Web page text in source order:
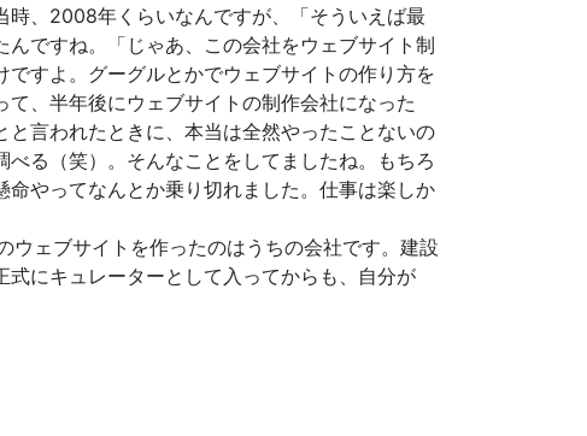
時、2008年くらいなんですが、「そういえば最
ですね。「じゃあ、この会社をウェブサイト制
すよ。グーグルとかでウェブサイトの作り方を
、半年後にウェブサイトの制作会社になった
と言われたときに、本当は全然やったことないの
る（笑）。そんなことをしてましたね。もちろ
やってなんとか乗り切れました。仕事は楽しか
ェブサイトを作ったのはうちの会社です。建設
にキュレーターとして入ってからも、自分が